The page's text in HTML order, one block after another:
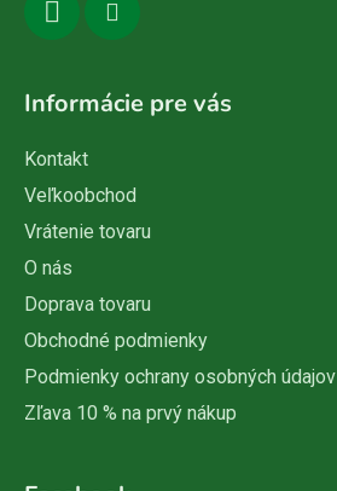
Informácie pre vás
Kontakt
Veľkoobchod
Vrátenie tovaru
O nás
Doprava tovaru
Obchodné podmienky
Podmienky ochrany osobných údajov
Zľava 10 % na prvý nákup